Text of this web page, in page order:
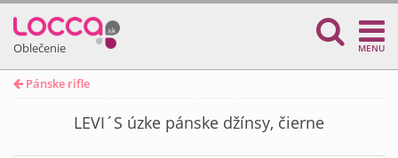
Oblečenie MENU
Pánske rifle
LEVI´S úzke pánske džínsy, čierne